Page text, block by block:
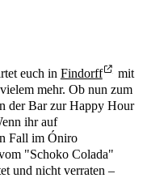
euch in Findorff
mit
mehr. Ob nun zum
der Bar zur Happy Hour
ihr auf
Fall im Óniro
"Schoko Colada"
und nicht verraten –